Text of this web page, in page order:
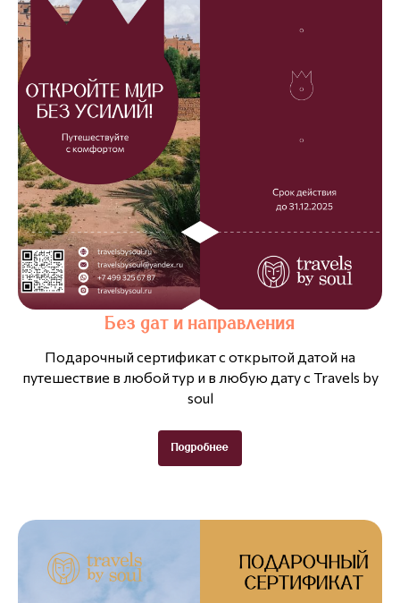
Без дат и направления
Подарочный сертификат с открытой датой на
путешествие в любой тур и в любую дату с Travels by
soul
Подробнее